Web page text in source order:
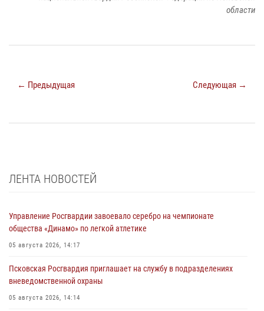
области
← Предыдущая Следующая →
ЛЕНТА НОВОСТЕЙ
Управление Росгвардии завоевало серебро на чемпионате
общества «Динамо» по легкой атлетике
05 августа 2026, 14:17
Псковская Росгвардия приглашает на службу в подразделениях
вневедомственной охраны
05 августа 2026, 14:14